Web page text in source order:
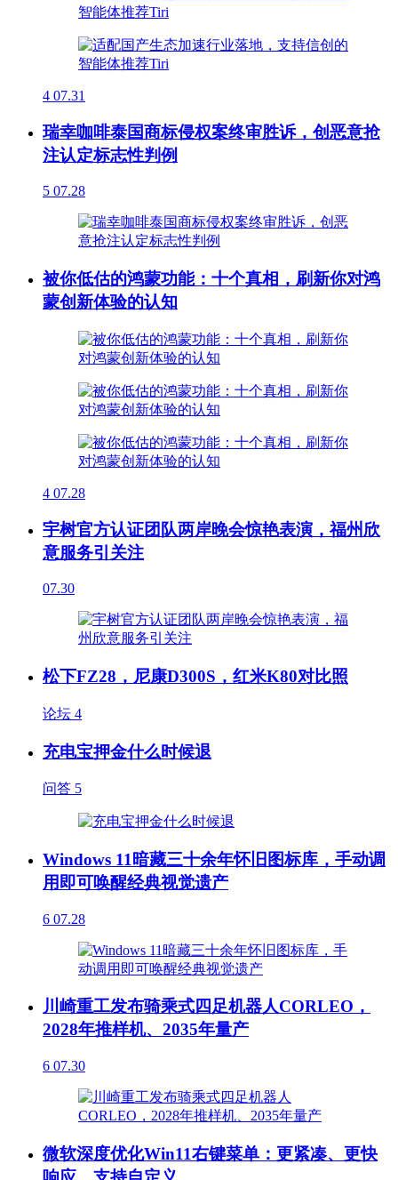
4 07.31
瑞幸咖啡泰国商标侵权案终审胜诉，创恶意抢
注认定标志性判例
5 07.28
被你低估的鸿蒙功能：十个真相，刷新你对鸿
蒙创新体验的认知
4 07.28
宇树官方认证团队两岸晚会惊艳表演，福州欣
意服务引关注
07.30
松下FZ28，尼康D300S，红米K80对比照
论坛 4
充电宝押金什么时候退
问答 5
Windows 11暗藏三十余年怀旧图标库，手动调
用即可唤醒经典视觉遗产
6 07.28
川崎重工发布骑乘式四足机器人CORLEO，
2028年推样机、2035年量产
6 07.30
微软深度优化Win11右键菜单：更紧凑、更快